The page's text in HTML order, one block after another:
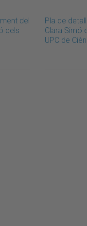
del
dels
Pla de
Clara Simó
UPC de